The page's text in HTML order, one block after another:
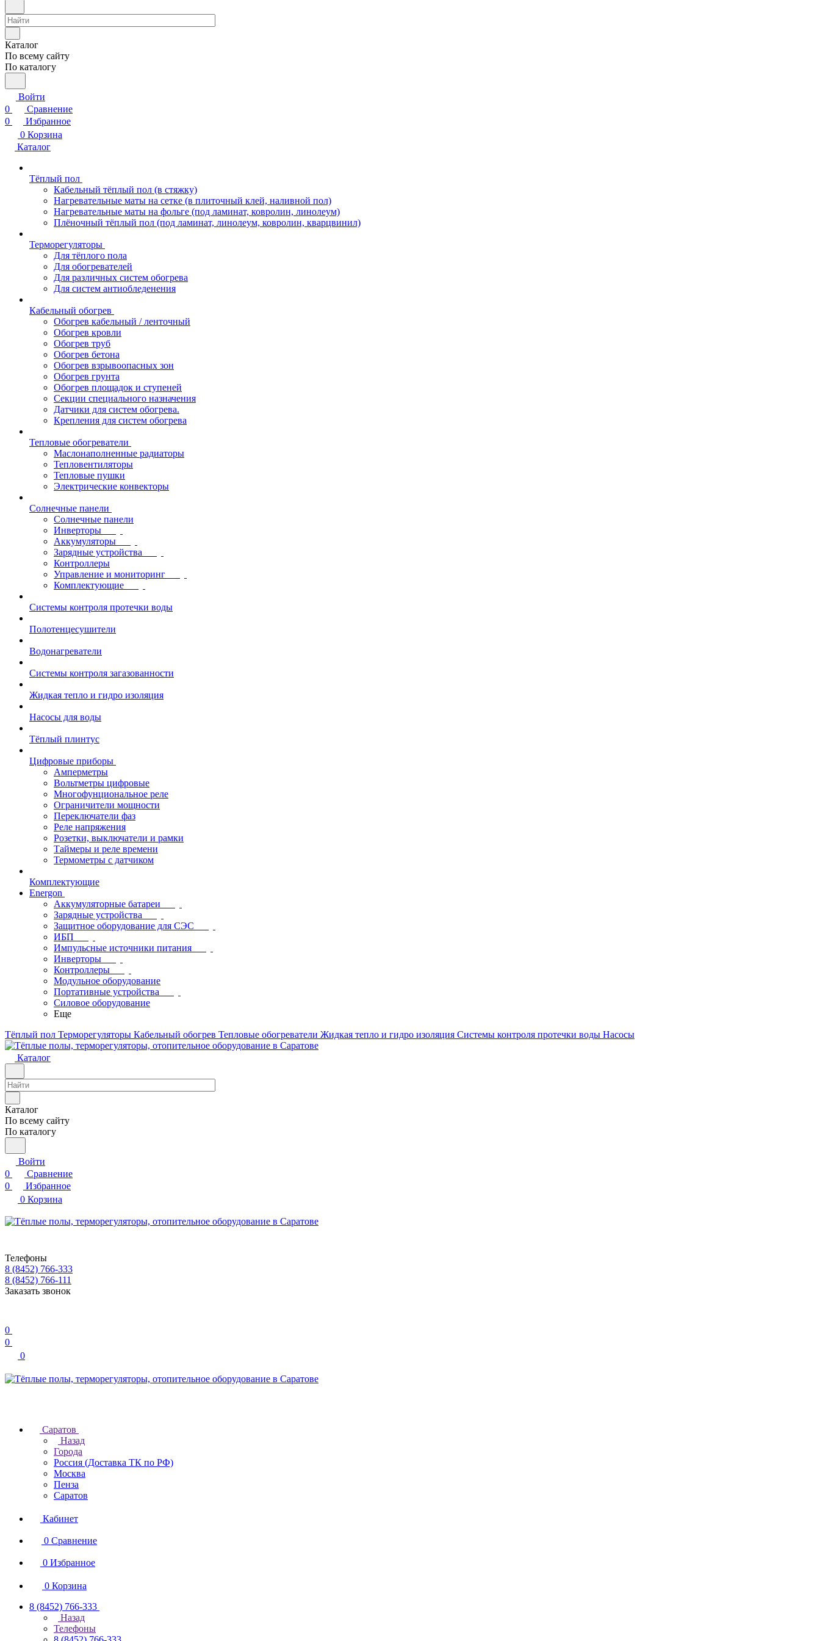
Каталог
По всему сайту
По каталогу
Войти
0
Сравнение
0
Избранное
0 Корзина
Каталог
Тёплый пол
Кабельный тёплый пол (в стяжку)
Нагревательные маты на сетке (в плиточный клей, наливной пол)
Нагревательные маты на фольге (под ламинат, ковролин, линолеум)
Плёночный тёплый пол (под ламинат, линолеум, ковролин, кварцвинил)
Терморегуляторы
Для тёплого пола
Для обогревателей
Для различных систем обогрева
Для систем антиобледенения
Кабельный обогрев
Обогрев кабельный / ленточный
Обогрев кровли
Обогрев труб
Обогрев бетона
Обогрев взрывоопасных зон
Обогрев грунта
Обогрев площадок и ступеней
Секции специального назначения
Датчики для систем обогрева.
Крепления для систем обогрева
Тепловые обогреватели
Маслонаполненные радиаторы
Тепловентиляторы
Тепловые пушки
Электрические конвекторы
Солнечные панели
Солнечные панели
Инверторы
Аккумуляторы
Зарядные устройства
Контроллеры
Управление и мониторинг
Комплектующие
Системы контроля протечки воды
Полотенцесушители
Водонагреватели
Системы контроля загазованности
Жидкая тепло и гидро изоляция
Насосы для воды
Тёплый плинтус
Цифровые приборы
Амперметры
Вольтметры цифровые
Многофунциональное реле
Ограничители мощности
Переключатели фаз
Реле напряжения
Розетки, выключатели и рамки
Таймеры и реле времени
Термометры c датчиком
Комплектующие
Energon
Аккумуляторные батареи
Зарядные устройства
Защитное оборудование для СЭС
ИБП
Импульсные источники питания
Инверторы
Контроллеры
Модульное оборудование
Портативные устройства
Силовое оборудование
Еще
Тёплый пол Терморегуляторы Кабельный обогрев Тепловые обогреватели Жидкая тепло и гидро изоляция Системы контроля протечки воды Насосы
Каталог
Каталог
По всему сайту
По каталогу
Войти
0
Сравнение
0
Избранное
0 Корзина
Телефоны
8 (8452) 766-333
8 (8452) 766-111
Заказать звонок
0
0
0
Саратов
Назад
Города
Россия (Доставка ТК по РФ)
Москва
Пенза
Саратов
Кабинет
0 Сравнение
0 Избранное
0 Корзина
8 (8452) 766-333
Назад
Телефоны